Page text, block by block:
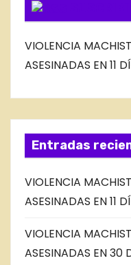
VIOLENCIA
ASESINADAS EN 11
Entradas
VIOLENCIA
ASESINADAS EN 11
VIOLENCIA
ASESINADAS EN 30